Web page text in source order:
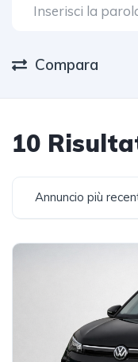
Compara
10
Annuncio più